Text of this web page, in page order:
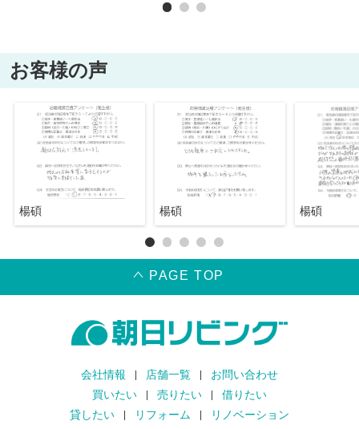
お客様の声
楊碩 楊碩 楊碩
PAGE TOP
会社情報 店舗一覧
お問い合わせ
買いたい
売りたい
借りたい
貸したい
リフォーム
リノベーション